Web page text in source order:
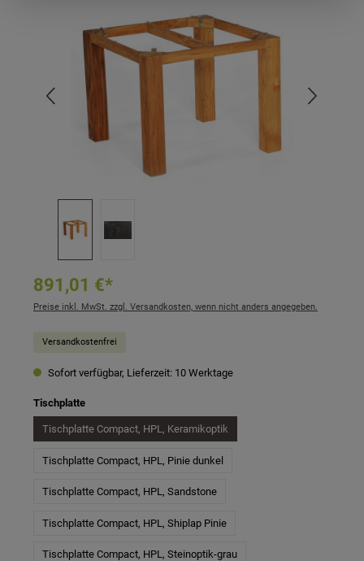
891,01 €*
Preise inkl. MwSt. zzgl. Versandkosten, wenn nicht anders angegeben.
Versandkostenfrei
Sofort verfügbar, Lieferzeit: 10 Werktage
Tischplatteauswählen
Tischplatte Compact, HPL, Keramikoptik
Tischplatte Compact, HPL, Pinie dunkel
Tischplatte Compact, HPL, Sandstone
Tischplatte Compact, HPL, Shiplap Pinie
Tischplatte Compact, HPL, Steinoptik-grau